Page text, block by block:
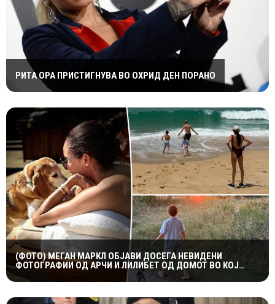
РИТА ОРА ПРИСТИГНУВА ВО ОХРИД ДЕН ПОРАНО
(ФОТО) МЕГАН МАРКЛ ОБЈАВИ ДОСЕГА НЕВИДЕНИ
ФОТОГРАФИИ ОД АРЧИ И ЛИЛИБЕТ ОД ДОМОТ ВО КОЈ
ПОРАСНАЛА ПРИНЦЕЗАТА ДИЈАНА